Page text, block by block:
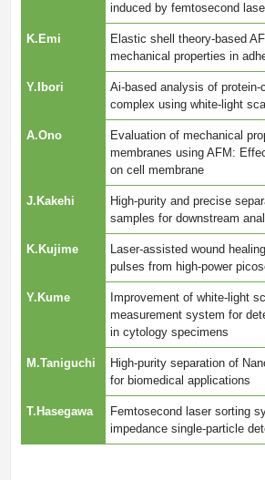
induced by femtosecond
K.Emi
Elastic shell theory-based
mechanical properties in
Y.Ibori
Ai-based analysis of protein-
complex using white-light
A.Ono
Evaluation of mechanical
membranes using AFM:
on cell membrane
J.Kakehi
High-purity and precise
samples for downstream
K.Kujime
Laser-assisted wound
pulses from high-power
Y.Kume
Improvement of white-light
measurement system for
in cytology specimens
M.Taniguchi
High-purity separation of
for biomedical applications
T.Hasegawa
Femtosecond laser sorting
impedance single-particle